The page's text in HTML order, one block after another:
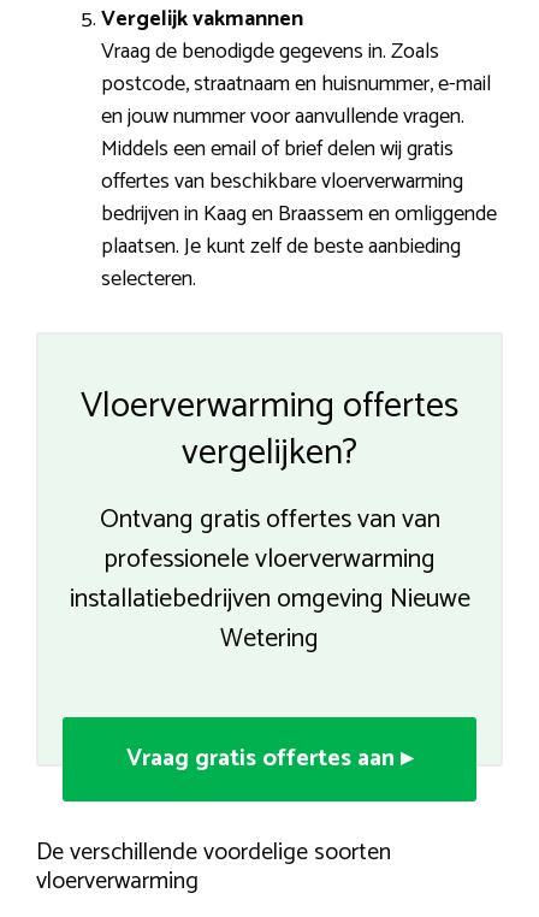
Vergelijk vakmannen
Vraag de benodigde gegevens in. Zoals
postcode, straatnaam en huisnummer, e-mail
en jouw nummer voor aanvullende vragen.
Middels een email of brief delen wij gratis
offertes van beschikbare vloerverwarming
bedrijven in Kaag en Braassem en omliggende
plaatsen. Je kunt zelf de beste aanbieding
selecteren.
Vloerverwarming offertes
vergelijken?
Ontvang gratis offertes van van
professionele vloerverwarming
installatiebedrijven omgeving Nieuwe
Wetering
Vraag gratis offertes aan ▸
De verschillende voordelige soorten
vloerverwarming